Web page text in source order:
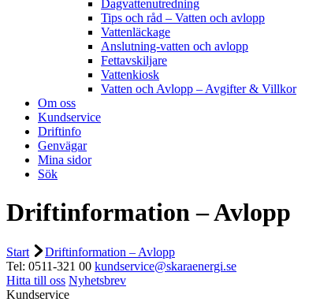
Dagvattenutredning
Tips och råd – Vatten och avlopp
Vattenläckage
Anslutning-vatten och avlopp
Fettavskiljare
Vattenkiosk
Vatten och Avlopp – Avgifter & Villkor
Om oss
Kundservice
Driftinfo
Genvägar
Mina sidor
Sök
Driftinformation – Avlopp
Start
Driftinformation – Avlopp
Tel: 0511-321 00 kundservice@skaraenergi.se
Hitta till oss Nyhetsbrev
Kundservice